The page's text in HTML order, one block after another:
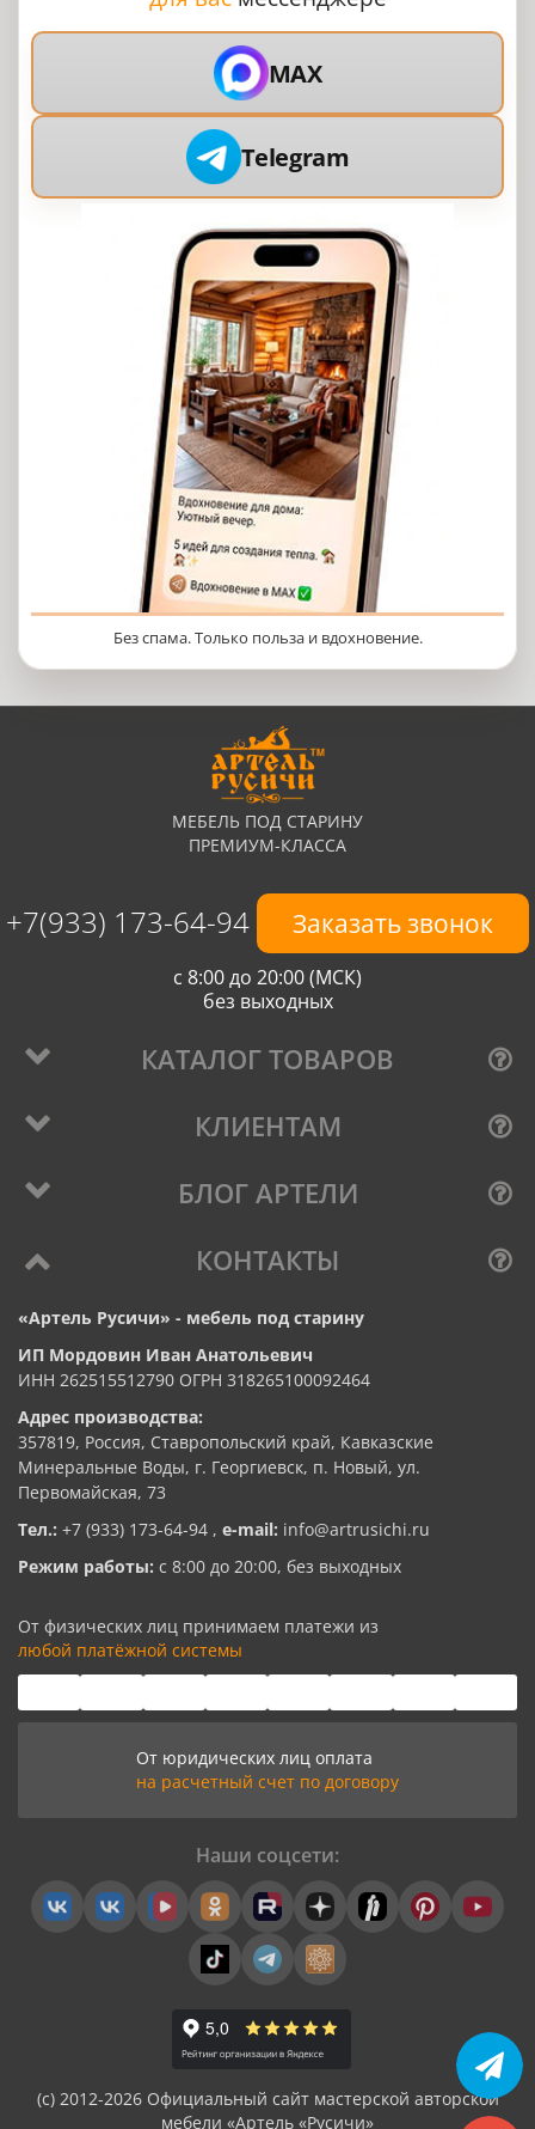
MAX
Telegram
Без спама. Только польза и вдохновение.
МЕБЕЛЬ ПОД СТАРИНУ
ПРЕМИУМ-КЛАССА
+7(933) 173-64-94 Заказать звонок
с 8:00 до 20:00 (МСК)
без выходных
КАТАЛОГ ТОВАРОВ
КЛИЕНТАМ
БЛОГ АРТЕЛИ
КОНТАКТЫ
«Артель Русичи» - мебель под старину
ИП Мордовин Иван Анатольевич
ИНН 262515512790 ОГРН 318265100092464
Адрес производства:
357819, Россия, Ставропольский край, Кавказские
Минеральные Воды, г. Георгиевск, п. Новый, ул.
Первомайская, 73
Тел.: +7 (933) 173-64-94 , e-mail: info@artrusichi.ru
Режим работы: с 8:00 до 20:00, без выходных
От физических лиц принимаем платежи из
любой платёжной системы
От юридических лиц оплата
на расчетный счет по договору
(с) 2012-2026 Официальный сайт мастерской авторской
мебели «Артель «Русичи»
Наши соцсети: